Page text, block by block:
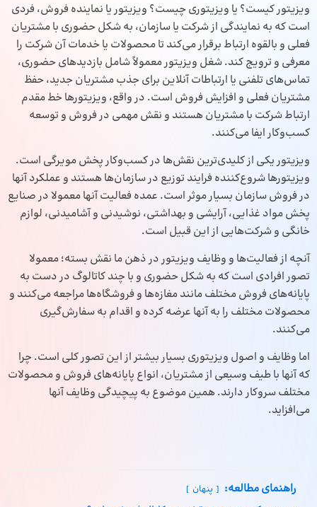
ویزیتور کیست؟ یا ویزیتوری چیست؟ ویزیتور یا نماینده فروش، فردی
است که به نمایندگی از شرکت یا سازمان، به شکل حضوری با مشتریان
فعلی و بالقوه ارتباط برقرار می‌کند تا محصولات یا خدمات آن شرکت را
معرفی و ترویج کند. شغل ویزیتور معمولاً شامل بازدیدهای حضوری،
تماس‌های تلفنی یا ارتباطات آنلاین برای جذب مشتریان جدید، حفظ
مشتریان فعلی و افزایش فروش است. در واقع، ویزیتورها خط مقدم
ارتباط شرکت با مشتریان هستند و نقش مهمی در فروش و توسعه
کسب‌وکار ایفا می‌کنند.
ویزیتور یکی از کلیدی‌ترین نقش‌ها در کسب‌وکار پخش مویرگی است.
ویزیتورها شروع‌کننده فرایند توزیع در سازمان‌ها هستند و عملکرد آنها
در فروش سازمان بسیار موثر است. عمده فعالیت آنها معمولا در صنایع
پخش مواد غذایی، آرایشی و بهداشتی، نوشیدنی و آشامیدنی، لوازم
خانگی و شرکت‌هایی از این قبیل است.
آنچه از فعالیت‌ها و وظایف ویزیتور در ذهن ما نقش بسته؛ معمولا
تصور افرادی است که به شکل حضوری و با چند کاتالوگ در دست به
پایانه‌های فروش مختلف مانند مغازه‌ها و فروشگاه‌ها مراجعه می‌کنند و
محصولات مختلف را به آنها عرضه کرده و اقدام به سفارش‌گیری
می‌کنند.
اما وظایف و اصول ویزیتوری بسیار بیشتر از این تصور کلی است. چرا
که آنها با طیف وسیعی از مشتریان، انواع پایانه‌های فروش و محصولات
مختلف سروکار دارند. همین موضوع به پیچیدگی وظایف آنها
می‌افزاید.
راهنمای مطالعه: پنهان